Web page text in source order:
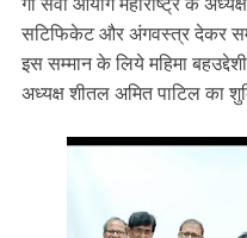
सटिफिकेट और अंगवस्त्र देकर
इस सम्मान के लिये महिमा
अध्यक्ष शीतल अमित पाटिल का